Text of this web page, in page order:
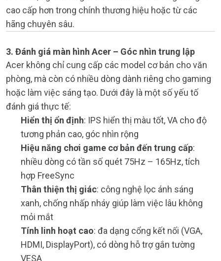
cao cấp hơn trong chính thương hiệu hoặc từ các
hãng chuyên sâu.
3. Đánh giá màn hình Acer – Góc nhìn trung lập
Acer không chỉ cung cấp các model cơ bản cho văn
phòng, mà còn có nhiều dòng dành riêng cho gaming
hoặc làm việc sáng tạo. Dưới đây là một số yếu tố
đánh giá thực tế:
Hiển thị ổn định: IPS hiển thị màu tốt, VA cho độ
tương phản cao, góc nhìn rộng
Hiệu năng chơi game cơ bản đến trung cấp:
nhiều dòng có tần số quét 75Hz – 165Hz, tích
hợp FreeSync
Thân thiện thị giác: công nghệ lọc ánh sáng
xanh, chống nhấp nháy giúp làm việc lâu không
mỏi mắt
Tính linh hoạt cao: đa dạng cổng kết nối (VGA,
HDMI, DisplayPort), có dòng hỗ trợ gắn tường
VESA